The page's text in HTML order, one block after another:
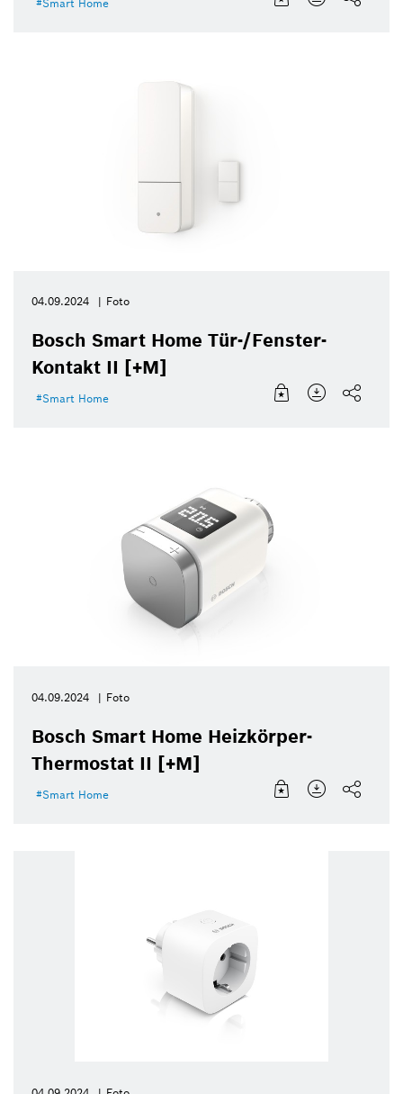
Smart Home
04.09.2024 Foto
Bosch Smart Home Tür-/Fenster-
Kontakt II [+M]
Smart Home
04.09.2024 Foto
Bosch Smart Home Heizkörper-
Thermostat II [+M]
Smart Home